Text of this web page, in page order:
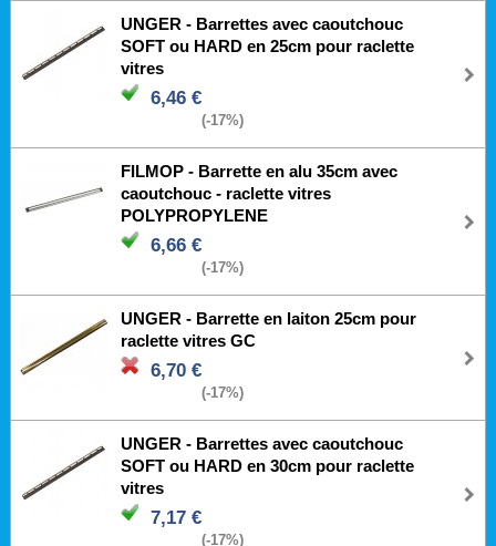
UNGER - Barrettes avec caoutchouc
SOFT ou HARD en 25cm pour raclette
vitres
6,46 €
(-17%)
FILMOP - Barrette en alu 35cm avec
caoutchouc - raclette vitres
POLYPROPYLENE
6,66 €
(-17%)
UNGER - Barrette en laiton 25cm pour
raclette vitres GC
6,70 €
(-17%)
UNGER - Barrettes avec caoutchouc
SOFT ou HARD en 30cm pour raclette
vitres
7,17 €
(-17%)